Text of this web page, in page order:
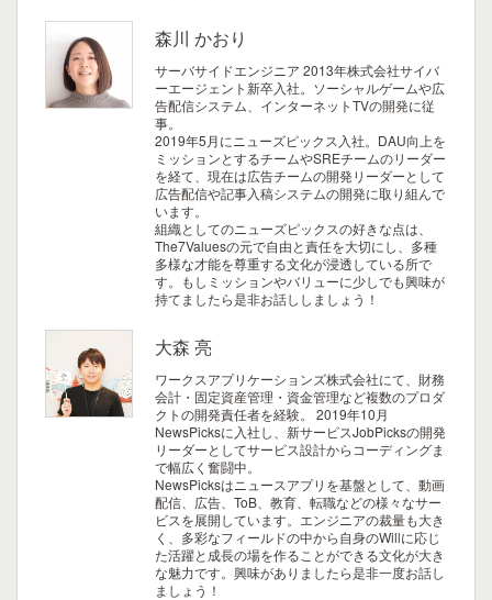
森川 かおり
サーバサイドエンジニア 2013年株式会社サイバ
ーエージェント新卒入社。ソーシャルゲームや広
告配信システム、インターネットTVの開発に従
事。
2019年5月にニューズピックス入社。DAU向上を
ミッションとするチームやSREチームのリーダー
を経て、現在は広告チームの開発リーダーとして
広告配信や記事入稿システムの開発に取り組んで
います。
組織としてのニューズピックスの好きな点は、
The7Valuesの元で自由と責任を大切にし、多種
多様な才能を尊重する文化が浸透している所で
す。もしミッションやバリューに少しでも興味が
持てましたら是非お話ししましょう！
大森 亮
ワークスアプリケーションズ株式会社にて、財務
会計・固定資産管理・資金管理など複数のプロダ
クトの開発責任者を経験。 2019年10月
NewsPicksに入社し、新サービスJobPicksの開発
リーダーとしてサービス設計からコーディングま
で幅広く奮闘中。
NewsPicksはニュースアプリを基盤として、動画
配信、広告、ToB、教育、転職などの様々なサー
ビスを展開しています。エンジニアの裁量も大き
く、多彩なフィールドの中から自身のWillに応じ
た活躍と成長の場を作ることができる文化が大き
な魅力です。興味がありましたら是非一度お話し
ましょう！